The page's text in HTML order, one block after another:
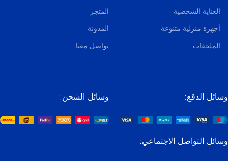
العناية الشخصية
أجهزة منزلية متنوعة
الملحقات
المتجر
المدونة
تواصل معنا
وسائل الدقع: وسائل الشحن:
وسائل التواصل الاجتماعي: